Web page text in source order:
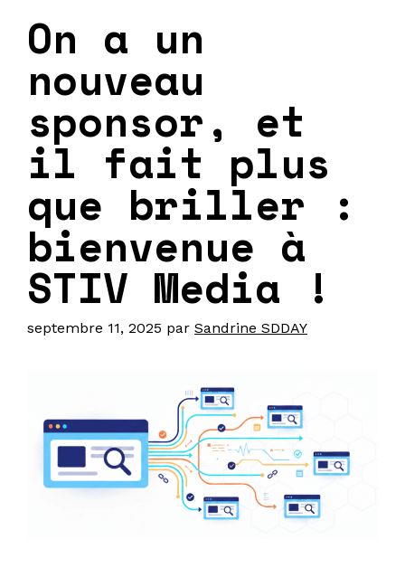
On a un
nouveau
sponsor, et
il fait plus
que briller :
bienvenue à
STIV Media !
septembre 11, 2025 par Sandrine SDDAY